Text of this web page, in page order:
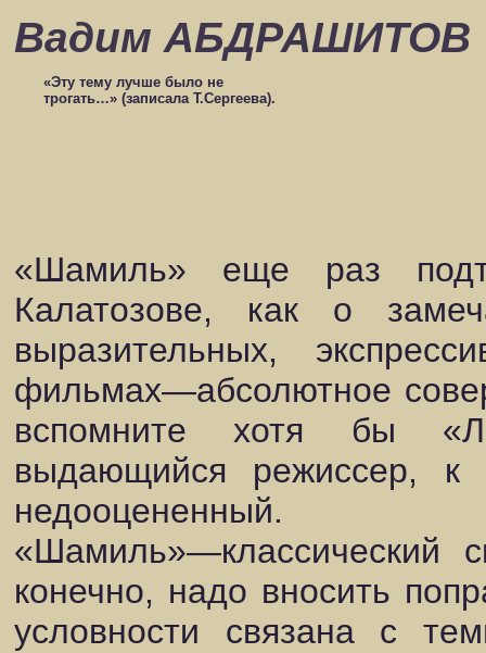
Вадим АБДРАШИТОВ
«Эту тему лучше было не
трогать…» (записала Т.Сергеева).
«Шамиль» еще раз
Калатозове, как о
выразительных,
фильмах—абсолютное
вспомните хотя бы
выдающийся режиссер,
недооцененный.
«Шамиль»—классический
конечно, надо вносить
условности связана с